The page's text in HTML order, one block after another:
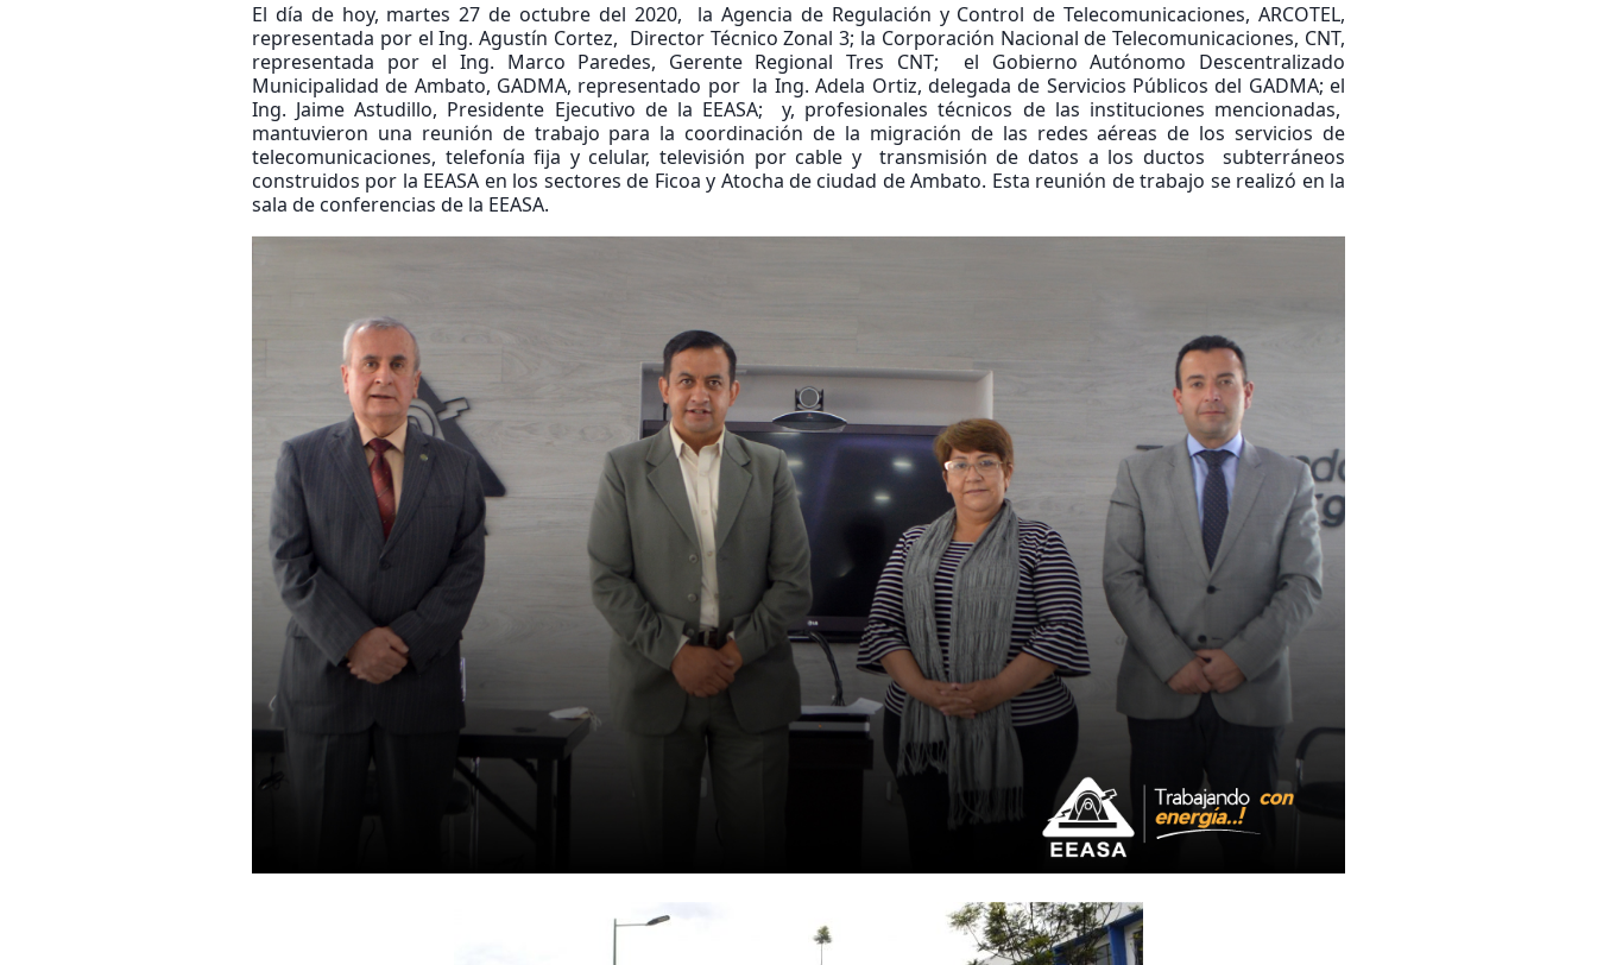
El día de hoy, martes 27 de octubre del 2020, la Agencia de Regulación y Control de Telecomunicaciones, ARCOTEL,
representada por el Ing. Agustín Cortez, Director Técnico Zonal 3; la Corporación Nacional de Telecomunicaciones, CNT,
representada por el Ing. Marco Paredes, Gerente Regional Tres CNT; el Gobierno Autónomo Descentralizado
Municipalidad de Ambato, GADMA, representado por la Ing. Adela Ortiz, delegada de Servicios Públicos del GADMA; el
Ing. Jaime Astudillo, Presidente Ejecutivo de la EEASA; y, profesionales técnicos de las instituciones mencionadas,
mantuvieron una reunión de trabajo para la coordinación de la migración de las redes aéreas de los servicios de
telecomunicaciones, telefonía fija y celular, televisión por cable y transmisión de datos a los ductos subterráneos
construidos por la EEASA en los sectores de Ficoa y Atocha de ciudad de Ambato. Esta reunión de trabajo se realizó en la
sala de conferencias de la EEASA.